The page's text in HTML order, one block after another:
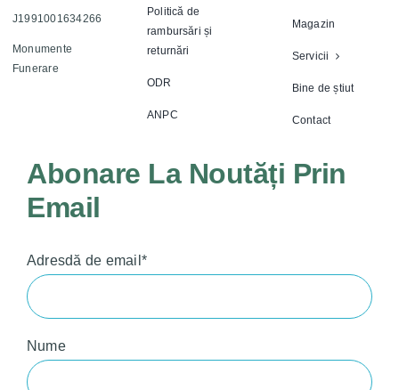
J1991001634266
Monumente
Funerare
Politică de
rambursări și
returnări
ODR
ANPC
Magazin
Servicii
Bine de știut
Contact
Abonare La Noutăți Prin
Email
Adresdă de email*
Nume